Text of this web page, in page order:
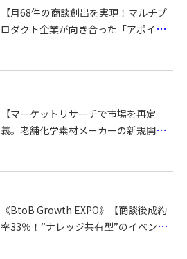
【月68件の商談創出を実現！マルチプ
ロダクト企業が向き合った「アポイン
【マーケットリサーチで市場を再定
義。老舗化学素材メーカーの新規開拓
《BtoB Growth EXPO》【商談後成約
率33％！”ナレッジ共有型”のイベント